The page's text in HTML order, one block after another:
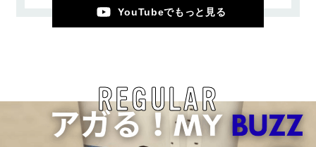
YouTubeでもっと見る
REGULAR